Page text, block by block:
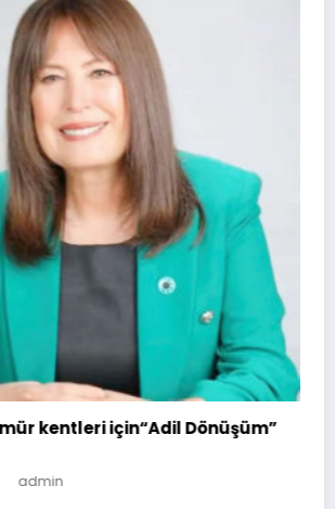
Soma Huzurevi Bocce Turnuvasında
Kazandı
4 Ağustos 2026